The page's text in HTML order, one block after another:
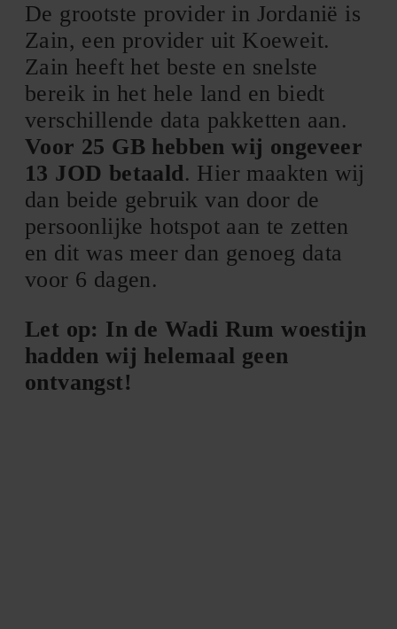
De grootste provider in Jordanië is
Zain, een provider uit Koeweit.
Zain heeft het beste en snelste
bereik in het hele land en biedt
verschillende data pakketten aan.
Voor 25 GB hebben wij ongeveer
13 JOD betaald. Hier maakten wij
dan beide gebruik van door de
persoonlijke hotspot aan te zetten
en dit was meer dan genoeg data
voor 6 dagen.
Let op: In de Wadi Rum woestijn
hadden wij helemaal geen
ontvangst!